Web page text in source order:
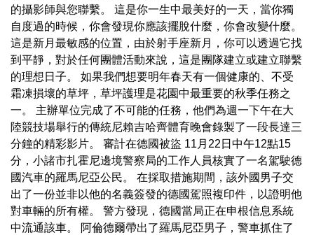
的攝影師與您聯繫。 這是你一生中最美好的一天，當你獨
自度過的時候，你會發現你應該擺脫什麼，你會改變什麼。
這是新月最敏感的位置，由於射手座新月，你可以透過它找
到平靜，對於任何團體活動來說，這是團隊建立或建立聯繫
的理想日子。 如果我們想要明年春天有一個健康的、不受
霜凍損壞的草坪，草坪護理是花園中最重要的秋季任務之
一。 主辦單位完成了不可能的任務，他們為週一下午在大
陸競技場舉行的傳統尼賴吉哈齊體育晚會錄製了一段長達三
分鐘的精彩影片。 審計在德國被盜 11月22日中午12點15
分，小諸市扎霍尼邊境警察局的工作人員核實了一名駕駛德
國汽車的羅馬尼亞公民。 在採取措施期間，該外國男子交
出了一份並非以他的名義簽發的德國駕照複印件，以證明他
對車輛的所有權。 警方發現，德國當局正在申根信息系統
中流通該車。 阿倫德爾帶出了羅馬尼亞男子，警車抓住了